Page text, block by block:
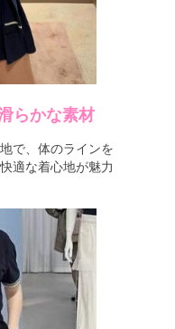
らかな素材
で、体のラインを
適な着心地が魅力